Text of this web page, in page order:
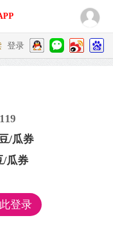
登录
/瓜券
/瓜券
登录